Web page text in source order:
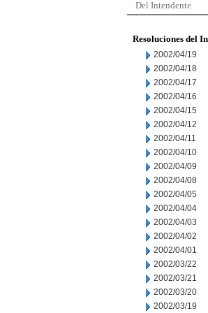
Del Intendente
Resoluciones del
2002/04/19
2002/04/18
2002/04/17
2002/04/16
2002/04/15
2002/04/12
2002/04/11
2002/04/10
2002/04/09
2002/04/08
2002/04/05
2002/04/04
2002/04/03
2002/04/02
2002/04/01
2002/03/22
2002/03/21
2002/03/20
2002/03/19